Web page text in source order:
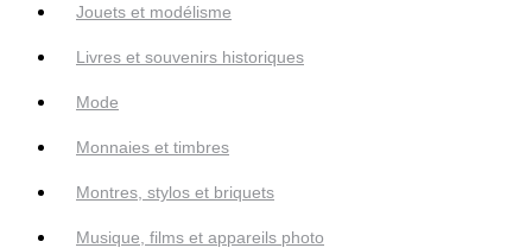
Jouets et modélisme
Livres et souvenirs historiques
Mode
Monnaies et timbres
Montres, stylos et briquets
Musique, films et appareils photo